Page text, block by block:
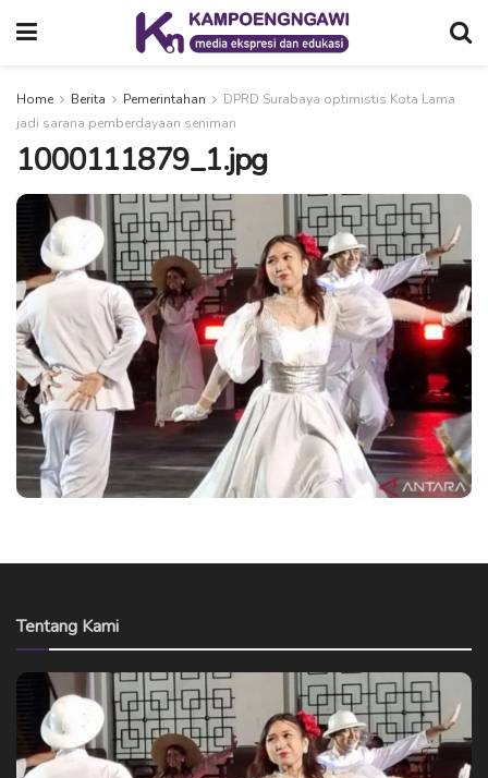
Home Berita Pemerintahan
DPRD Surabaya optimistis Kota Lama
jadi sarana pemberdayaan seniman
1000111879_1.jpg
Tentang Kami